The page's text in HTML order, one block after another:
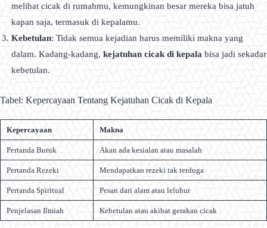
melihat cicak di rumahmu, kemungkinan besar mereka bisa jatuh
kapan saja, termasuk di kepalamu.
Kebetulan: Tidak semua kejadian harus memiliki makna yang
dalam. Kadang-kadang,kejatuhan cicak di kepala bisa jadi sekadar
kebetulan.
Tabel: Kepercayaan Tentang Kejatuhan Cicak di Kepala
Kepercayaan Makna
Pertanda Buruk Akan ada kesialan atau masalah
Pertanda Rezeki Mendapatkan rezeki tak terduga
Pertanda Spiritual Pesan dari alam atau leluhur
Penjelasan Ilmiah Kebetulan atau akibat gerakan cicak